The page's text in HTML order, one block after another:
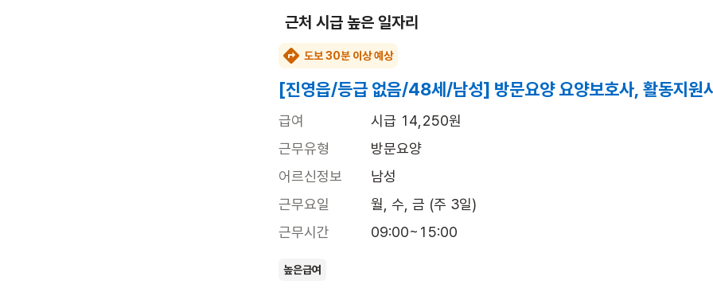
근처 시급 높은 일자리
도보 30분 이상 예상
[진영읍/등급 없음/48세/남성] 방문요양 요양보호사, 활동지원
급여
시급 14,250원
근무유형
방문요양
어르신정보
남성
근무요일
월, 수, 금 (주 3일)
근무시간
09:00~15:00
높은급여